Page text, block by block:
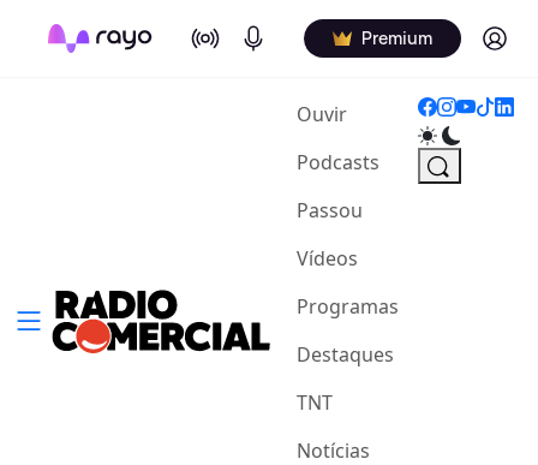
On Air Podcasts Premium Log in
Ouvir(current)
Podcasts
Passou
Vídeos
Programas
Destaques
TNT
Notícias